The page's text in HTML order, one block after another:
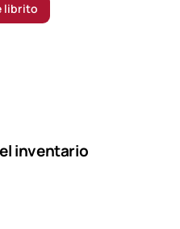
:
librito
inventario